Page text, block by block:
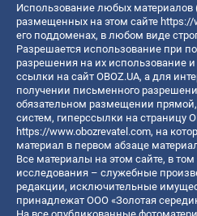
Использование любых материалов
размещенных на этом сайте https://
его поддоменах, в любом виде
Разрешается использование при
разрешения на их использование
ссылки на сайт OBOZ.UA, а для
получении письменного
обязательном размещении
систем, гиперссылки на страницу
https://www.obozrevatel.com, на
материал в первом абзаце
Все материалы на этом сайте, в
исследования – служебные
редакции, исключительные
принадлежат ООО «Золотая